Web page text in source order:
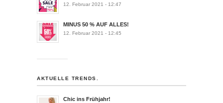
12. Februar 2021 - 12:47
MINUS 50 % AUF ALLES!
12. Februar 2021 - 12:45
AKTUELLE TRENDS.
Chic ins Frühjahr!